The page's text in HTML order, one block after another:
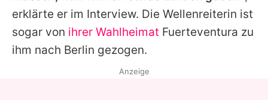
erklärte er im Interview. Die Wellenreiterin ist
sogar von ihrer Wahlheimat Fuerteventura zu
ihm nach Berlin gezogen.
Anzeige